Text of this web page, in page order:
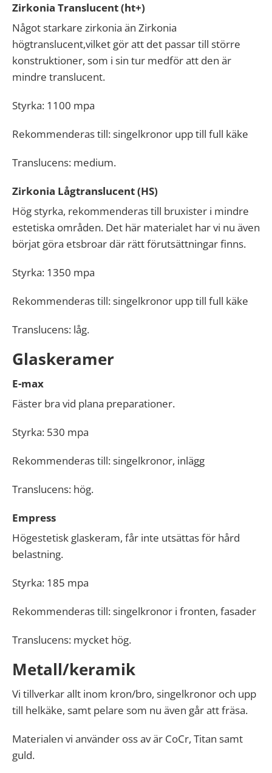
Zirkonia Translucent (ht+)
Något starkare zirkonia än Zirkonia
högtranslucent,vilket gör att det passar till större
konstruktioner, som i sin tur medför att den är
mindre translucent.
Styrka: 1100 mpa
Rekommenderas till: singelkronor upp till full käke
Translucens: medium.
Zirkonia Lågtranslucent (HS)
Hög styrka, rekommenderas till bruxister i mindre
estetiska områden. Det här materialet har vi nu även
börjat göra etsbroar där rätt förutsättningar finns.
Styrka: 1350 mpa
Rekommenderas till: singelkronor upp till full käke
Translucens: låg.
Glaskeramer
E-max
Fäster bra vid plana preparationer.
Styrka: 530 mpa
Rekommenderas till: singelkronor, inlägg
Translucens: hög.
Empress
Högestetisk glaskeram, får inte utsättas för hård
belastning.
Styrka: 185 mpa
Rekommenderas till: singelkronor i fronten, fasader
Translucens: mycket hög.
Metall/keramik
Vi tillverkar allt inom kron/bro, singelkronor och upp
till helkäke, samt pelare som nu även går att fräsa.
Materialen vi använder oss av är CoCr, Titan samt
guld.